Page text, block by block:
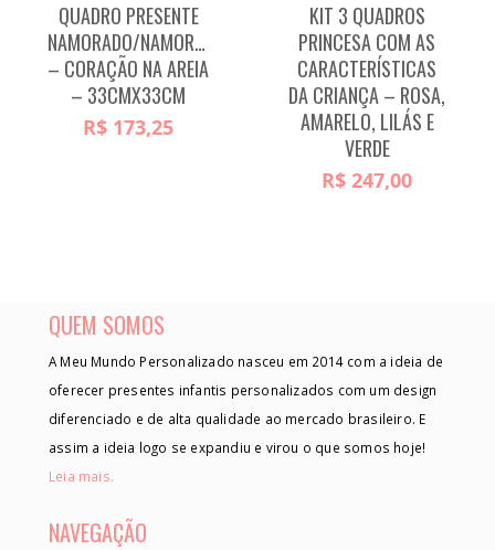
QUADRO PRESENTE
NAMORADO/NAMORADA
– CORAÇÃO NA AREIA
– 33CMX33CM
R$173,25
KIT 3 QUADROS
PRINCESA COM AS
CARACTERÍSTICAS
DA CRIANÇA – ROSA,
AMARELO, LILÁS E
VERDE
R$247,00
QUEM SOMOS
A Meu Mundo Personalizado nasceu em 2014 com a ideia de
oferecer presentes infantis personalizados com um design
diferenciado e de alta qualidade ao mercado brasileiro. E
assim a ideia logo se expandiu e virou o que somos hoje!
Leia mais.
NAVEGAÇÃO